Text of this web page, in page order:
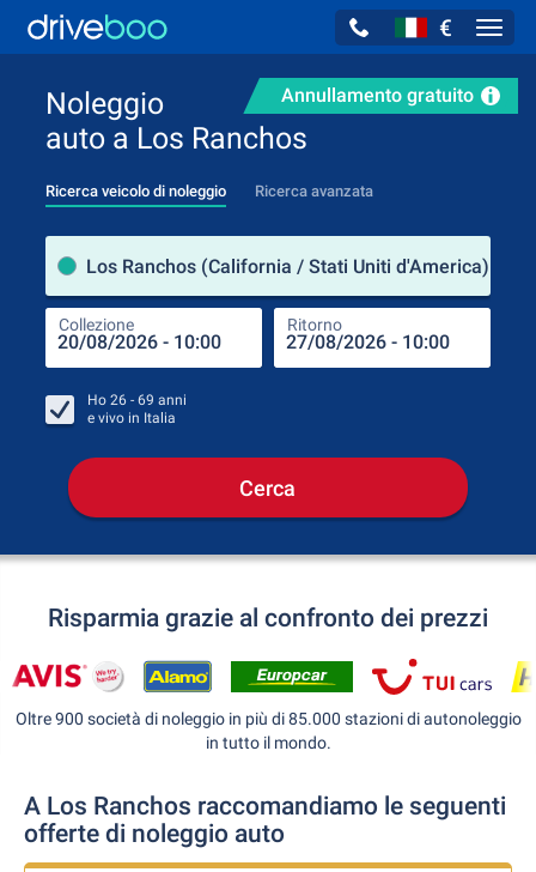
€
Annullamento gratuito
Noleggio
auto a Los Ranchos
Ricerca veicolo di noleggio Ricerca avanzata
Los Ranchos (California / Stati Uniti d'America)
Collezione Ritorno
Ho 26 - 69 anni
e vivo in Italia
Cerca
Risparmia grazie al confronto dei prezzi
Oltre 900 società di noleggio in più di 85.000 stazioni di autonoleggio
in tutto il mondo.
A Los Ranchos raccomandiamo le seguenti
offerte di noleggio auto